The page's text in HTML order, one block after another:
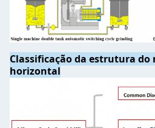
Classificação da estrutura do
horizontal